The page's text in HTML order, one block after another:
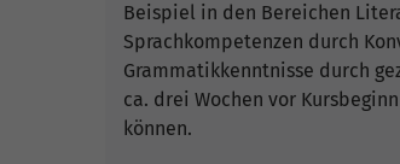
Beispiel in den Bereichen
Sprachkompetenzen durch
Grammatikkenntnisse durch
ca. drei Wochen vor
können.